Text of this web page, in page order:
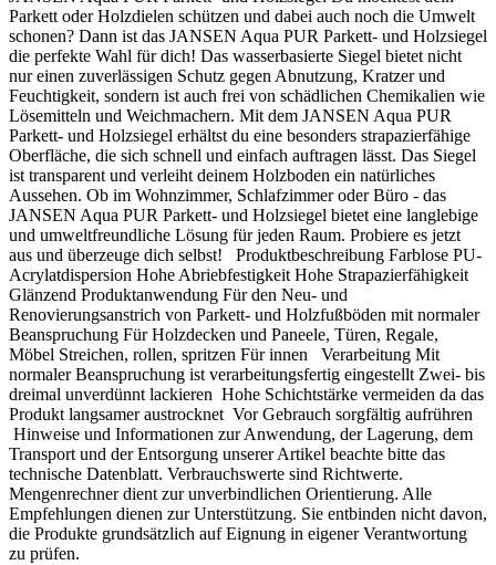
Parkett oder Holzdielen schützen und dabei auch noch die Umwelt
schonen? Dann ist das JANSEN Aqua PUR Parkett- und Holzsiegel
die perfekte Wahl für dich! Das wasserbasierte Siegel bietet nicht
nur einen zuverlässigen Schutz gegen Abnutzung, Kratzer und
Feuchtigkeit, sondern ist auch frei von schädlichen Chemikalien wie
Lösemitteln und Weichmachern. Mit dem JANSEN Aqua PUR
Parkett- und Holzsiegel erhältst du eine besonders strapazierfähige
Oberfläche, die sich schnell und einfach auftragen lässt. Das Siegel
ist transparent und verleiht deinem Holzboden ein natürliches
Aussehen. Ob im Wohnzimmer, Schlafzimmer oder Büro - das
JANSEN Aqua PUR Parkett- und Holzsiegel bietet eine langlebige
und umweltfreundliche Lösung für jeden Raum. Probiere es jetzt
aus und überzeuge dich selbst! Produktbeschreibung Farblose PU-
Acrylatdispersion Hohe Abriebfestigkeit Hohe Strapazierfähigkeit
Glänzend Produktanwendung Für den Neu- und
Renovierungsanstrich von Parkett- und Holzfußböden mit normaler
Beanspruchung Für Holzdecken und Paneele, Türen, Regale,
Möbel Streichen, rollen, spritzen Für innen Verarbeitung Mit
normaler Beanspruchung ist verarbeitungsfertig eingestellt Zwei- bis
dreimal unverdünnt lackieren Hohe Schichtstärke vermeiden da das
Produkt langsamer austrocknet Vor Gebrauch sorgfältig aufrühren
Hinweise und Informationen zur Anwendung, der Lagerung, dem
Transport und der Entsorgung unserer Artikel beachte bitte das
technische Datenblatt. Verbrauchswerte sind Richtwerte.
Mengenrechner dient zur unverbindlichen Orientierung. Alle
Empfehlungen dienen zur Unterstützung. Sie entbinden nicht davon,
die Produkte grundsätzlich auf Eignung in eigener Verantwortung
zu prüfen.